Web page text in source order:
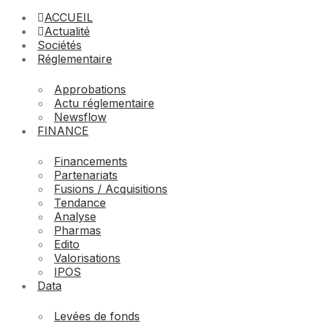
ACCUEIL
Actualité
Sociétés
Réglementaire
Approbations
Actu réglementaire
Newsflow
FINANCE
Financements
Partenariats
Fusions / Acquisitions
Tendance
Analyse
Pharmas
Edito
Valorisations
IPOS
Data
Levées de fonds